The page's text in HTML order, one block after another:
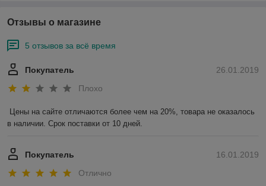
Отзывы о магазине
5 отзывов за всё время
26.01.2019
Покупатель
Плохо
Цены на сайте отличаются более чем на 20%, товара не оказалось
в наличии. Срок поставки от 10 дней.
16.01.2019
Покупатель
Отлично